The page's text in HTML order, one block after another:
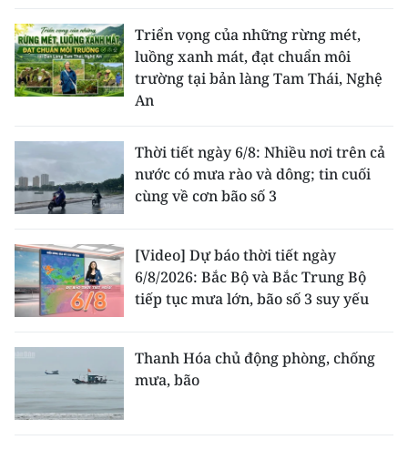
Triển vọng của những rừng mét,
luồng xanh mát, đạt chuẩn môi
trường tại bản làng Tam Thái, Nghệ
An
Thời tiết ngày 6/8: Nhiều nơi trên cả
nước có mưa rào và dông; tin cuối
cùng về cơn bão số 3
[Video] Dự báo thời tiết ngày
6/8/2026: Bắc Bộ và Bắc Trung Bộ
tiếp tục mưa lớn, bão số 3 suy yếu
Thanh Hóa chủ động phòng, chống
mưa, bão